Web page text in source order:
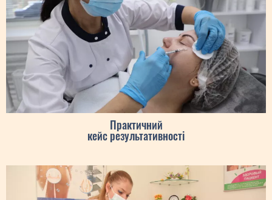
Практичний
кейс результативності